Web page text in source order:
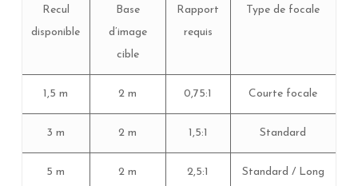
Recul
disponible
Base
d’image
cible
Rapport
requis
Type de focale
1,5 m 2 m 0,75:1 Courte focale
3 m 2 m 1,5:1 Standard
5 m 2 m 2,5:1 Standard / Long